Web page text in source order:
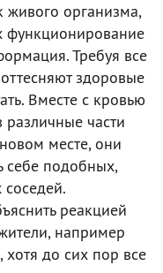
живого организма,
функционирование
Требуя все
здоровые
Вместе с кровью
части
месте, они
себе подобных,
реакцией
например
до сих пор все